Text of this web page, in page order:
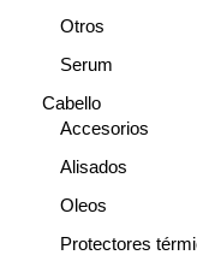
Otros
Serum
Cabello
Accesorios
Alisados
Oleos
Protectores